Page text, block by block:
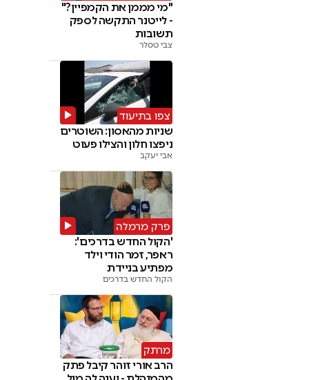
"מי מממן את הקמפיין?"
- לייטנר התקשה לספק
תשובות
צבי טסלר
צפו בתיעוד
שניות מהאסון: השוטרים
ניפצו חלון והצילו פעוט
אבי יעקב
פרק מרמלה
'הקול החדש בדרכים':
ראפר, זמר הודי וילד
מפתיע בניידת
הקול החדש בדרכים
מרתק
הרב אורי זוהר קיבל פתק